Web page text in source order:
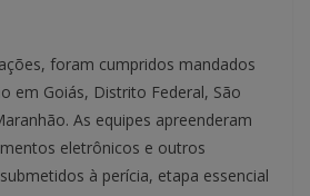
foram cumpridos mandados
em Goiás, Distrito Federal, São
As equipes apreenderam
eletrônicos e outros
à perícia, etapa essencial